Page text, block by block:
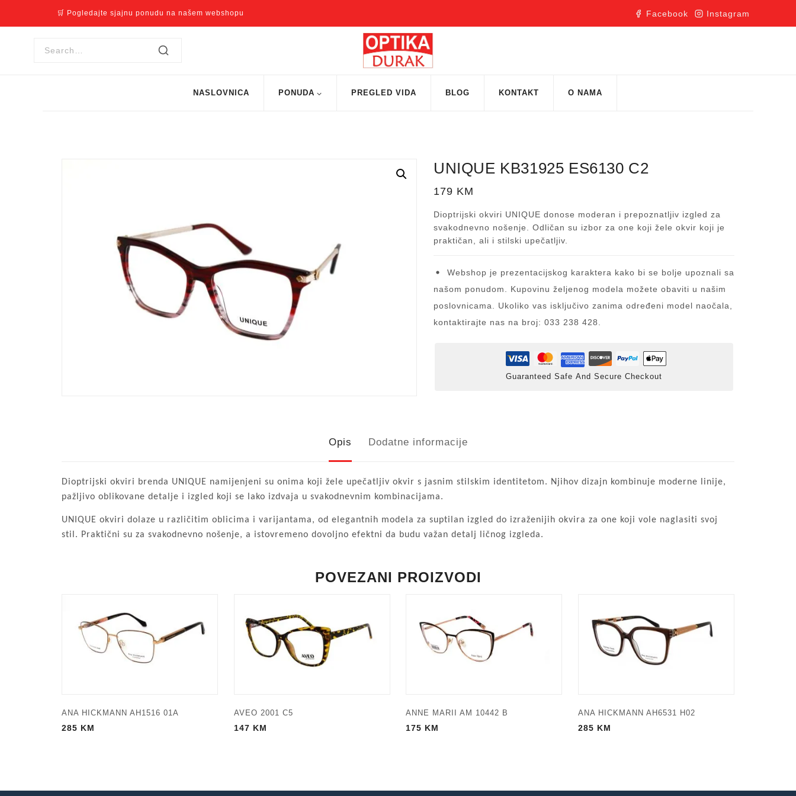
🛒 Pogledajte sjajnu ponudu na našem webshopu Facebook Instagram
NASLOVNICA PONUDA PREGLED VIDA BLOG KONTAKT O NAMA
UNIQUE KB31925 ES6130 C2
179 KM
Dioptrijski okviri UNIQUE donose moderan i prepoznatljiv izgled za
svakodnevno nošenje. Odličan su izbor za one koji žele okvir koji je
praktičan, ali i stilski upečatljiv.
Webshop je prezentacijskog karaktera kako bi se bolje upoznali sa
našom ponudom. Kupovinu željenog modela možete obaviti u našim
poslovnicama. Ukoliko vas isključivo zanima određeni model naočala,
kontaktirajte nas na broj: 033 238 428.
Guaranteed Safe And Secure Checkout
Opis Dodatne informacije
Dioptrijski okviri brenda UNIQUE namijenjeni su onima koji žele upečatljiv okvir s jasnim stilskim identitetom. Njihov dizajn kombinuje moderne linije,
pažljivo oblikovane detalje i izgled koji se lako izdvaja u svakodnevnim kombinacijama.
UNIQUE okviri dolaze u različitim oblicima i varijantama, od elegantnih modela za suptilan izgled do izraženijih okvira za one koji vole naglasiti svoj
stil. Praktični su za svakodnevno nošenje, a istovremeno dovoljno efektni da budu važan detalj ličnog izgleda.
POVEZANI PROIZVODI
ANA HICKMANN AH1516 01A
285 KM
AVEO 2001 C5
147 KM
ANNE MARII AM 10442 B
175 KM
ANA HICKMANN AH6531 H02
285 KM